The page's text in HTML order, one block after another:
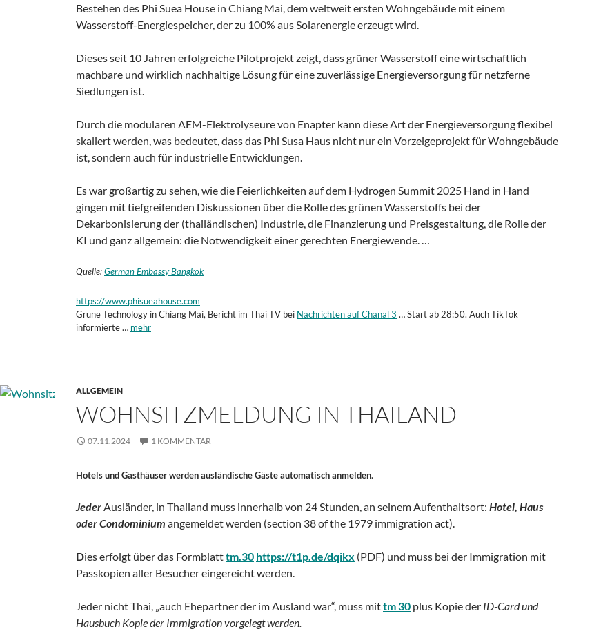
Bestehen des Phi Suea House in Chiang Mai, dem weltweit ersten Wohngebäude mit einem
Wasserstoff-Energiespeicher, der zu 100% aus Solarenergie erzeugt wird.
Dieses seit 10 Jahren erfolgreiche Pilotprojekt zeigt, dass grüner Wasserstoff eine wirtschaftlich
machbare und wirklich nachhaltige Lösung für eine zuverlässige Energieversorgung für netzferne
Siedlungen ist.
Durch die modularen AEM-Elektrolyseure von Enapter kann diese Art der Energieversorgung flexibel
skaliert werden, was bedeutet, dass das Phi Susa Haus nicht nur ein Vorzeigeprojekt für Wohngebäude
ist, sondern auch für industrielle Entwicklungen.
Es war großartig zu sehen, wie die Feierlichkeiten auf dem Hydrogen Summit 2025 Hand in Hand
gingen mit tiefgreifenden Diskussionen über die Rolle des grünen Wasserstoffs bei der
Dekarbonisierung der (thailändischen) Industrie, die Finanzierung und Preisgestaltung, die Rolle der
KI und ganz allgemein: die Notwendigkeit einer gerechten Energiewende. …
Quelle:German Embassy Bangkok
https://www.phisueahouse.com
Grüne Technology in Chiang Mai, Bericht im Thai TV bei Nachrichten auf Chanal 3 … Start ab 28:50. Auch TikTok
informierte … mehr
ALLGEMEIN
WOHNSITZMELDUNG IN THAILAND
07.11.2024 1 KOMMENTAR
Hotels und Gasthäuser werden ausländische Gäste automatisch anmelden.
Jeder Ausländer, in Thailand muss innerhalb von 24 Stunden, an seinem Aufenthaltsort: Hotel, Haus
oder Condominium angemeldet werden (section 38 of the 1979 immigration act).
Dies erfolgt über das Formblatttm.30 https://t1p.de/dqikx (PDF) und muss bei der Immigration mit
Passkopien aller Besucher eingereicht werden.
Jeder nicht Thai, „auch Ehepartner der im Ausland war“, muss mittm 30 plus Kopie der ID-Card und
Hausbuch Kopie der Immigration vorgelegt werden.